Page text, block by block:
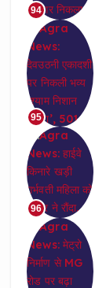
94
95
96